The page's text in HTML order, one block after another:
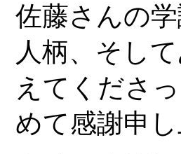
佐藤さんの
人柄、そし
えてくださ
めて感謝申